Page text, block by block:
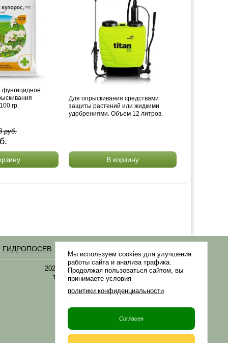
фунгицидное
гр.
руб.
Для опрыскивания средствами
защиты растений или жидкими
удобрениями. Объем 12 литров.
В корзину
ГИДРОПОСЕВ
2021-2026 © «Газонная трава, семена газонных
трав: выбор удобрения и средства защиты в
Мы используем cookies для улучшения
работы сайта и анализа трафика.
Продолжая пользоваться сайтом, вы
принимаете условия
политики конфиденциальности
.
Согласен